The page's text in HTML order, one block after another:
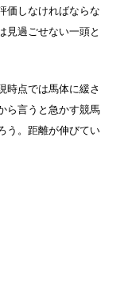
価しなければならな
見過ごせない一頭と
時点では馬体に緩さ
ら言うと急かす競馬
う。距離が伸びてい